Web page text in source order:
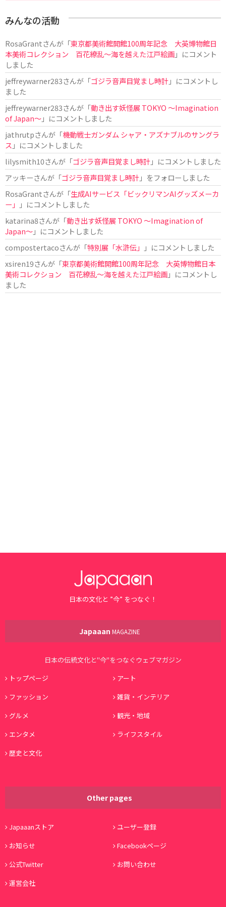
みんなの活動
RosaGrantさんが「東京都美術館開館100周年記念 大英博物館日
本美術コレクション 百花繚乱～海を越えた江戸絵画」にコメント
しました
jeffreywarner283さんが「ゴジラ音声目覚まし時計」にコメントし
ました
jeffreywarner283さんが「動き出す妖怪展 TOKYO 〜Imagination
of Japan〜」にコメントしました
jathrutpさんが「機動戦士ガンダム シャア・アズナブルのサングラ
ス 」にコメントしました
lilysmith10さんが「ゴジラ音声目覚まし時計」にコメントしました
アッキーさんが「ゴジラ音声目覚まし時計」をフォローしました
RosaGrantさんが「生成AIサービス「ビックリマンAIグッズメーカ
ー」
」にコメントしました
katarina8さんが「動き出す妖怪展 TOKYO 〜Imagination of
Japan〜」にコメントしました
compostertacoさんが「特別展「水滸伝」
」にコメントしました
xsiren19さんが「東京都美術館開館100周年記念 大英博物館日本
美術コレクション 百花繚乱～海を越えた江戸絵画」にコメントし
ました
日本の文化と ”今” をつなぐ！
Japaaan MAGAZINE
日本の伝統文化と"今"をつなぐウェブマガジン
トップページ
アート
ファッション
雑貨・インテリア
グルメ
観光・地域
エンタメ
ライフスタイル
歴史と文化
Other pages
Japaaanストア
ユーザー登録
お知らせ
Facebookページ
公式Twitter
お問い合わせ
運営会社